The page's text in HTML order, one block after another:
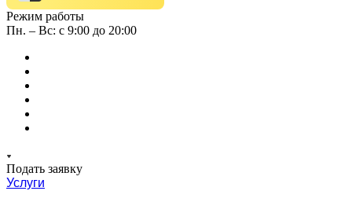
Режим работы
Пн. – Вс: с 9:00 до 20:00
Подать заявку
Услуги